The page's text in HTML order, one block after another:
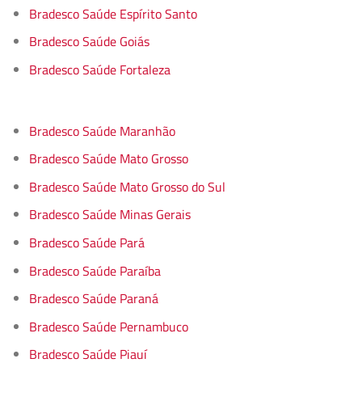
Bradesco Saúde Espírito Santo
Bradesco Saúde Goiás
Bradesco Saúde Fortaleza
Bradesco Saúde Maranhão
Bradesco Saúde Mato Grosso
Bradesco Saúde Mato Grosso do Sul
Bradesco Saúde Minas Gerais
Bradesco Saúde Pará
Bradesco Saúde Paraíba
Bradesco Saúde Paraná
Bradesco Saúde Pernambuco
Bradesco Saúde Piauí